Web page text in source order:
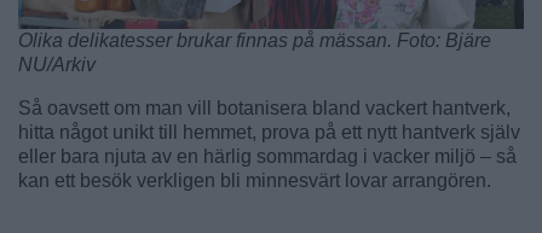
Olika delikatesser brukar finnas på mässan. Foto: Bjäre
NU/Arkiv
Så oavsett om man vill botanisera bland vackert hantverk,
hitta något unikt till hemmet, prova på ett nytt hantverk själv
eller bara njuta av en härlig sommardag i vacker miljö – så
kan ett besök verkligen bli minnesvärt lovar arrangören.